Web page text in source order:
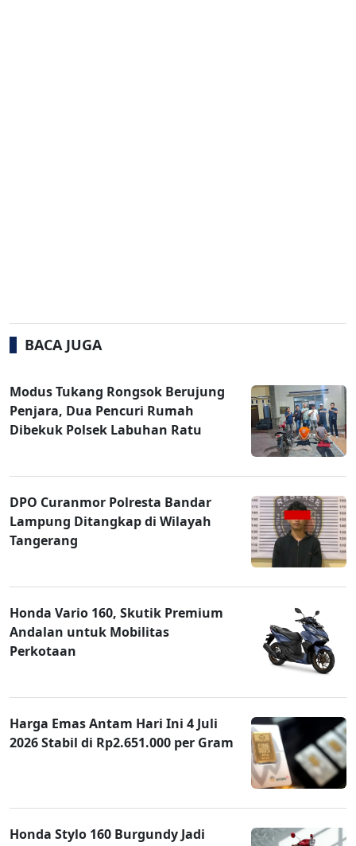
BACA JUGA
Modus Tukang Rongsok Berujung
Penjara, Dua Pencuri Rumah
Dibekuk Polsek Labuhan Ratu
DPO Curanmor Polresta Bandar
Lampung Ditangkap di Wilayah
Tangerang
Honda Vario 160, Skutik Premium
Andalan untuk Mobilitas
Perkotaan
Harga Emas Antam Hari Ini 4 Juli
2026 Stabil di Rp2.651.000 per Gram
Honda Stylo 160 Burgundy Jadi